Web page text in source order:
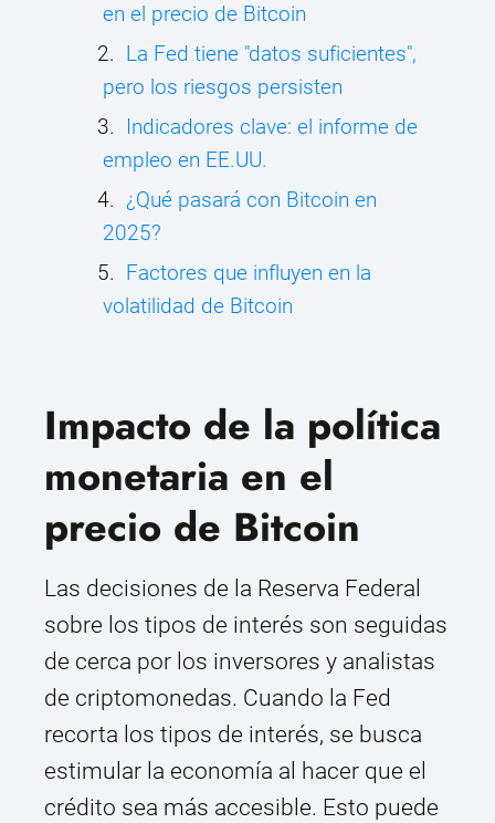
en el precio de Bitcoin
La Fed tiene "datos suficientes",
pero los riesgos persisten
Indicadores clave: el informe de
empleo en EE.UU.
¿Qué pasará con Bitcoin en
2025?
Factores que influyen en la
volatilidad de Bitcoin
Impacto de la política
monetaria en el
precio de Bitcoin
Las decisiones de la Reserva Federal
sobre los tipos de interés son seguidas
de cerca por los inversores y analistas
de criptomonedas. Cuando la Fed
recorta los tipos de interés, se busca
estimular la economía al hacer que el
crédito sea más accesible. Esto puede